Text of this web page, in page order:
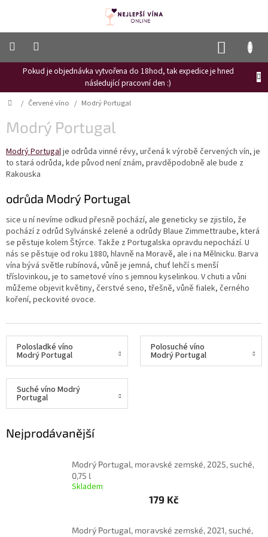
Pokud je objednávka vytvořena do 18hod, tak expedice je hned
následující pracovní den :)
Frizzante
Růžové
víno
Hroznový
Naši
vinaři
Vinné
novinky
Bílé
víno
Červené
víno
Delikatesy
k
Akční
nabídka
Dárkové
poukazy
slevu
Domů
/ Červené víno / Modrý Portugal
Modrý Portugal
Modrý Portugalje odrůda vinné révy, určená k výrobě červených vín, je
to stará odrůda, kde původ není znám, pravděpodobně ale bude z
Rakouska
odrůda Modrý Portugal
sice u ní nevíme odkud přesně pochází, ale geneticky se zjistilo, že
pochází z odrůd Sylvánské zelené a odrůdyBlaue Zimmettraube, která
se pěstuje kolem Štýrce. Takže z Portugalska opravdu nepochází. U
nás se pěstuje od roku 1880, hlavně na Moravě, ale i na Mělnicku. Barva
vína bývá světle rubínová, vůně je jemná, chuť lehčí s menší
tříslovinkou, je to sametové víno s jemnou kyselinkou. V chuti a vůni
můžeme objevit květiny, čerstvé seno, třešně, vůně fialek, černého
koření, peckovité ovoce.
Polosladké víno
Modrý Portugal
Polosuché víno
Modrý Portugal
Suché víno Modrý
Portugal
Nejprodávanější
Modrý Portugal, moravské zemské, 2025, suché,
0,75 l
Skladem
179 Kč
Modrý Portugal, moravské zemské, 2021, suché,